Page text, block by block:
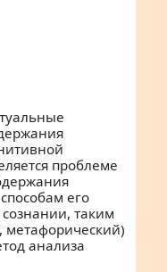
проблеме
его
таким
метафорический)
анализа